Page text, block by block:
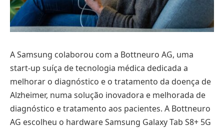
A Samsung colaborou com a Bottneuro AG, uma
start-up suíça de tecnologia médica dedicada a
melhorar o diagnóstico e o tratamento da doença de
Alzheimer, numa solução inovadora e melhorada de
diagnóstico e tratamento aos pacientes. A Bottneuro
AG escolheu o hardware Samsung Galaxy Tab S8+ 5G